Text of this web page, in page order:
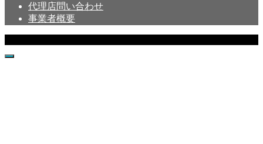
代理店問い合わせ
事業者概要